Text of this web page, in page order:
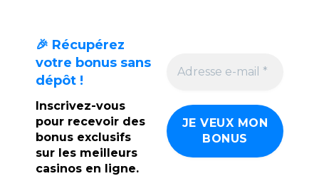
🎉 Récupérez
votre bonus sans
dépôt !
Inscrivez-vous
pour recevoir des
bonus exclusifs
sur les meilleurs
casinos en ligne.